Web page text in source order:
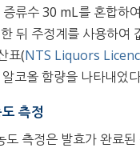
류수 30 mL를 혼합하
뒤 주정계를 사용하여
표(NTS Liquors
코올 함량을 나타내었
측정
도 측정은 발효가 완료